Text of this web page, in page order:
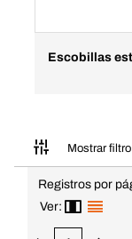
Escobillas
Mostrar filtro
Registros por
Ver: